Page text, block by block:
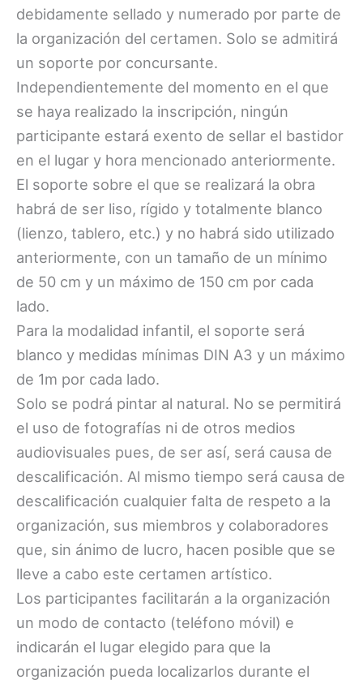
debidamente sellado y numerado por parte de
la organización del certamen. Solo se admitirá
un soporte por concursante.
Independientemente del momento en el que
se haya realizado la inscripción, ningún
participante estará exento de sellar el bastidor
en el lugar y hora mencionado anteriormente.
El soporte sobre el que se realizará la obra
habrá de ser liso, rígido y totalmente blanco
(lienzo, tablero, etc.) y no habrá sido utilizado
anteriormente, con un tamaño de un mínimo
de 50 cm y un máximo de 150 cm por cada
lado.
Para la modalidad infantil, el soporte será
blanco y medidas mínimas DIN A3 y un máximo
de 1m por cada lado.
Solo se podrá pintar al natural. No se permitirá
el uso de fotografías ni de otros medios
audiovisuales pues, de ser así, será causa de
descalificación. Al mismo tiempo será causa de
descalificación cualquier falta de respeto a la
organización, sus miembros y colaboradores
que, sin ánimo de lucro, hacen posible que se
lleve a cabo este certamen artístico.
Los participantes facilitarán a la organización
un modo de contacto (teléfono móvil) e
indicarán el lugar elegido para que la
organización pueda localizarlos durante el